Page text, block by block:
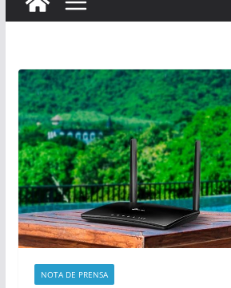
NOTA DE PRENSA